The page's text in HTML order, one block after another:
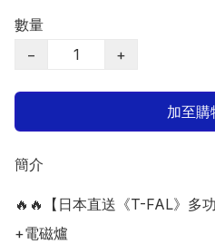
數量
−
+
加至購
簡介
🔥🔥【日本直送《T-FAL》多
+電磁爐